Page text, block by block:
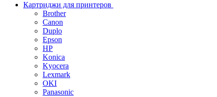
Картриджи для принтеров
Brother
Canon
Duplo
Epson
HP
Konica
Kyocera
Lexmark
OKI
Panasonic